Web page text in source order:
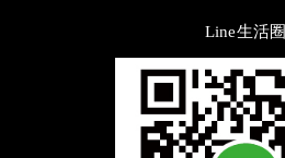
Line生活圈